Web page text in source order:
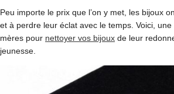
Peu importe le prix que l’on y met, les bijoux
et à perdre leur éclat avec le temps. Voici,
mères pour nettoyer vos bijoux de leur
jeunesse.